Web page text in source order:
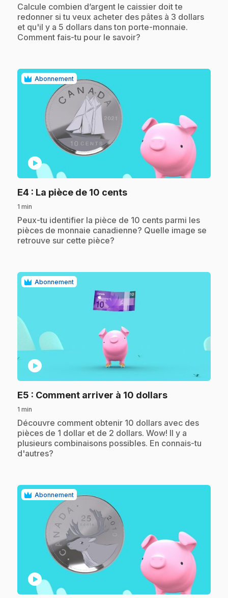
.Calcule combien d’argent le caissier doit te
redonner si tu veux acheter des pâtes à 3 dollars
et qu'il y a 5 dollars dans ton porte-monnaie.
Comment fais-tu pour le savoir?
Abonnement
play_circle
E4 : La pièce de 10 cents.
1 min
.Peux-tu identifier la pièce de 10 cents parmi les
pièces de monnaie canadienne? Quelle image se
retrouve sur cette pièce?
Abonnement
play_circle
E5 : Comment arriver à 10 dollars.
1 min
.Découvre comment obtenir 10 dollars avec des
pièces de 1 dollar et de 2 dollars. Wow! Il y a
plusieurs combinaisons possibles. En connais-tu
d'autres?
Abonnement
play_circle